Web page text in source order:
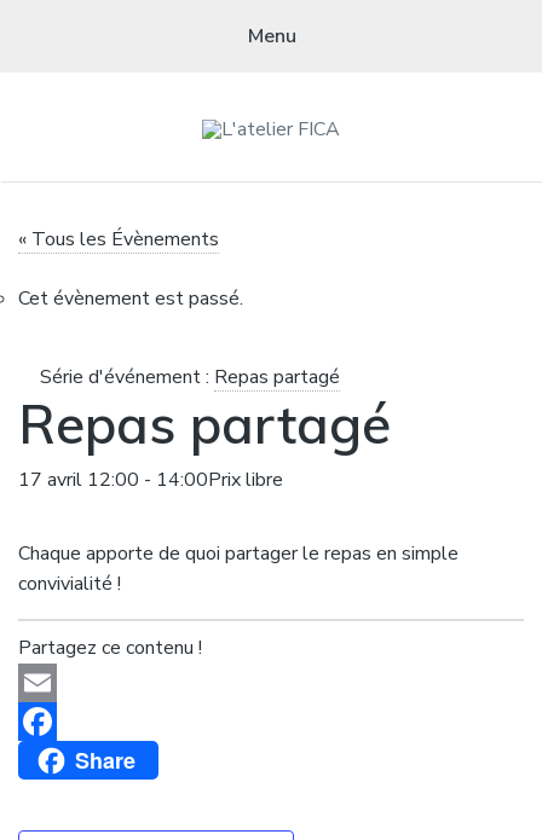
Menu
« Tous les Évènements
Cet évènement est passé.
Série d'événement : Repas partagé
Repas partagé
17 avril 12:00 - 14:00Prix libre
Chaque apporte de quoi partager le repas en simple
convivialité !
Partagez ce contenu !
Email
FacebookShare